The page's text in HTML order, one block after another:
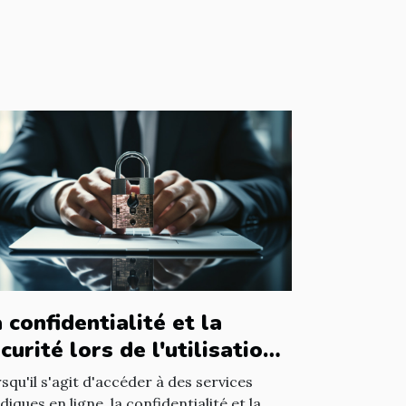
confidentialité et la
lors de l'utilisation
avocat en ligne
s'agit d'accéder à des services